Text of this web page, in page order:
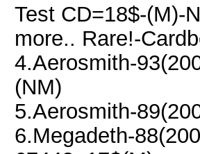
Test CD=18$-(M)-
more.. Rare!-
4.Aerosmith-
(NM)
5.Aerosmith-
6.Megadeth-